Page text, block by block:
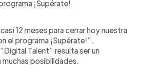
¡Supérate!
12 meses para cerrar hoy nuestra
el programa ¡Supérate!”.
Talent” resulta ser un
posibilidades.